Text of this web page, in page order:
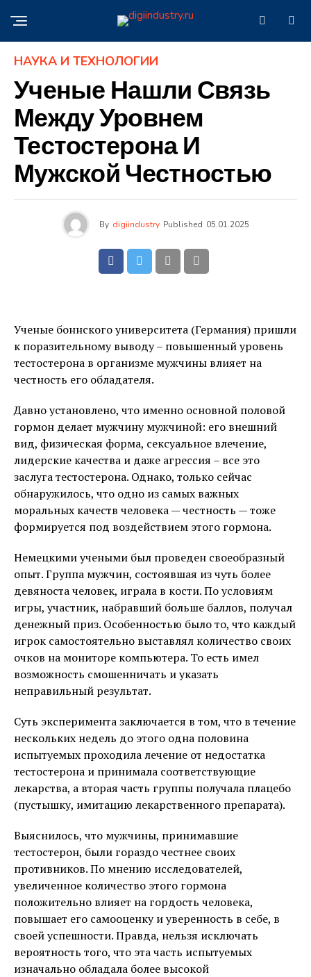
НАУКА И ТЕХНОЛОГИИ
Ученые Нашли Связь
Между Уровнем
Тестостерона И
Мужской Честностью
By digiindustry Published 05.01.2025
Ученые боннского университета (Германия) пришли
к поразительному выводу – повышенный уровень
тестостерона в организме мужчины влияет на
честность его обладателя.
Давно установлено, что именно основной половой
гормон делает мужчину мужчиной: его внешний
вид, физическая форма, сексуальное влечение,
лидерские качества и даже агрессия – все это
заслуга тестостерона. Однако, только сейчас
обнаружилось, что одно из самых важных
моральных качеств человека — честность — тоже
формируется под воздействием этого гормона.
Немецкими учеными был проведен своеобразный
опыт. Группа мужчин, состоявшая из чуть более
девяноста человек, играла в кости. По условиям
игры, участник, набравший больше баллов, получал
денежный приз. Особенностью было то, что каждый
игрок самостоятельно выставлял количество своих
очков на мониторе компьютера. То есть имел
возможность смошенничать и указать
неправильный результат.
Суть эксперимента заключается в том, что в течение
нескольких недель до этого одна половина
испытуемых проходила лечение от недостатка
тестостерона и принимала соответствующие
лекарства, а вторая часть группы получала плацебо
(пустышку, имитацию лекарственного препарата).
Выяснилось, что мужчины, принимавшие
тестостерон, были гораздо честнее своих
противников. По мнению исследователей,
увеличенное количество этого гормона
положительно влияет на гордость человека,
повышает его самооценку и уверенность в себе, в
своей успешности. Правда, нельзя исключать
вероятность того, что эта часть испытуемых
изначально обладала более высокой